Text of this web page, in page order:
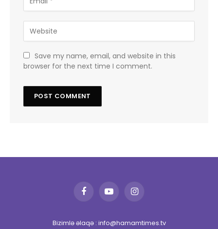
Save my name, email, and website in this
browser for the next time I comment.
FacebookYouTubeInstagram
Bizimlə əlaqə : info@hamamtimes.tv